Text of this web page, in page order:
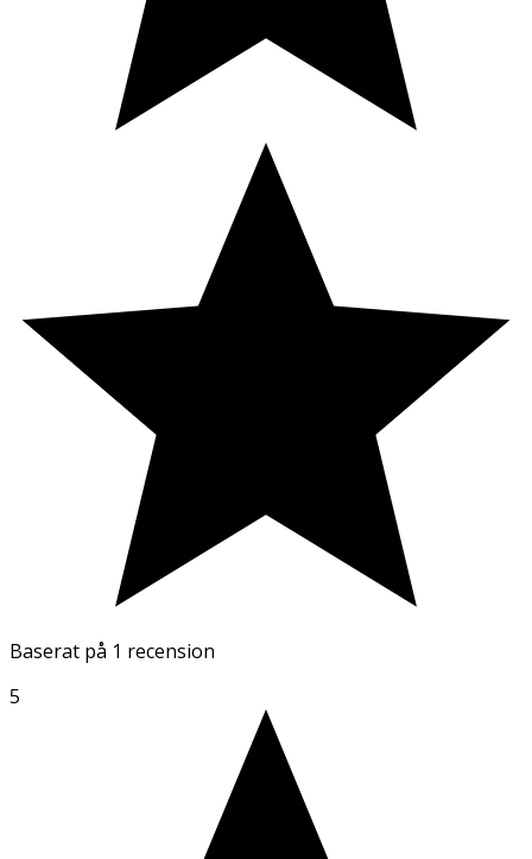
Baserat på 1 recension
5